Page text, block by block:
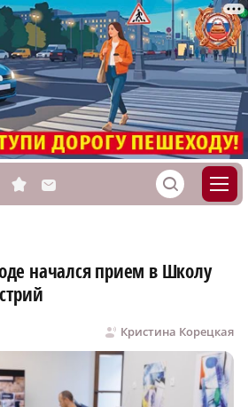
s M S
начался прием в Школу
Кристина Корецкая